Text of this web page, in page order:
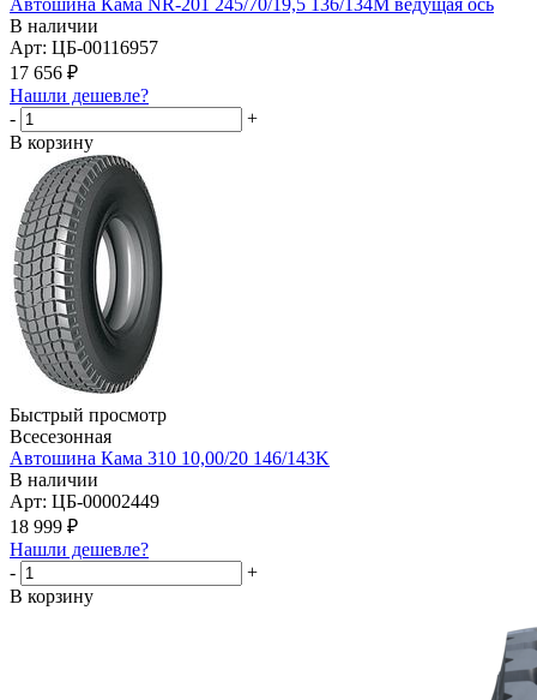
Автошина Кама NR-201 245/70/19,5 136/134М ведущая ось
В наличии
Арт: ЦБ-00116957
17 656 ₽
Нашли дешевле?
-
+
В корзину
Быстрый просмотр
Всесезонная
Автошина Кама 310 10,00/20 146/143K
В наличии
Арт: ЦБ-00002449
18 999 ₽
Нашли дешевле?
-
+
В корзину